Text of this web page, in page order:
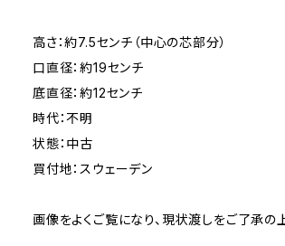
高さ：約7.5センチ（中心の芯部分）
口直径：約19センチ
底直径：約12センチ
時代：不明
状態：中古
買付地：スウェーデン
画像をよくご覧になり、現状渡しをご了承の